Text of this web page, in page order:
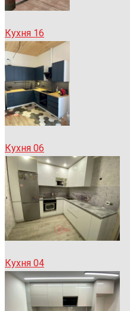
Кухня 16
Кухня 06
Кухня 04